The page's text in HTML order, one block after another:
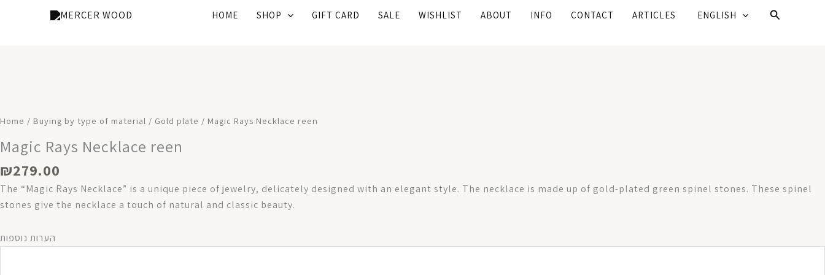
HOME SHOP GIFT CARD SALE WISHLIST ABOUT INFO CONTACT ARTICLES ENGLISH Search
Home / Buying by type of material / Gold plate / Magic Rays Necklace reen
Magic Rays Necklace reen
₪279.00
The “Magic Rays Necklace” is a unique piece of jewelry, delicately designed with an elegant style. The necklace is made up of gold-plated green spinel stones. These spinel
stones give the necklace a touch of natural and classic beauty.
הערות נוספות
Magic